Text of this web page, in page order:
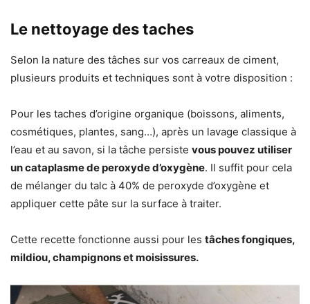
Le nettoyage des taches
Selon la nature des tâches sur vos carreaux de ciment,
plusieurs produits et techniques sont à votre disposition :
Pour les taches d’origine organique (boissons, aliments,
cosmétiques, plantes, sang…), après un lavage classique à
l’eau et au savon, si la tâche persiste vous pouvez utiliser
un cataplasme de peroxyde d’oxygène. Il suffit pour cela
de mélanger du talc à 40% de peroxyde d’oxygène et
appliquer cette pâte sur la surface à traiter.
Cette recette fonctionne aussi pour les tâches fongiques,
mildiou, champignons et moisissures.